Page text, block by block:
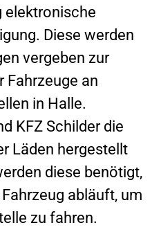
elektronische
Diese werden
vergeben zur
Fahrzeuge an
in Halle.
KFZ Schilder die
Läden hergestellt
diese benötigt,
abläuft, um
zu fahren.